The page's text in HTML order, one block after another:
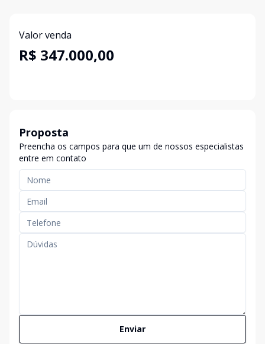
Valor venda
R$ 347.000,00
Proposta
Preencha os campos para que um de nossos especialistas
entre em contato
Enviar